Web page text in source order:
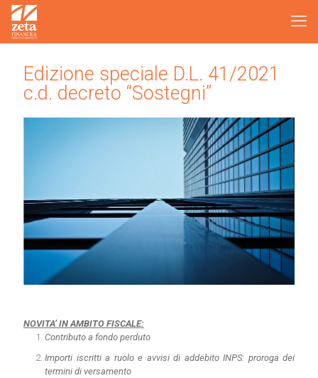
Edizione speciale D.L. 41/2021
c.d. decreto “Sostegni”
NOVITA’ IN AMBITO FISCALE:
Contributo a fondo perduto
Importi iscritti a ruolo e avvisi di addebito INPS: proroga dei
termini di versamento